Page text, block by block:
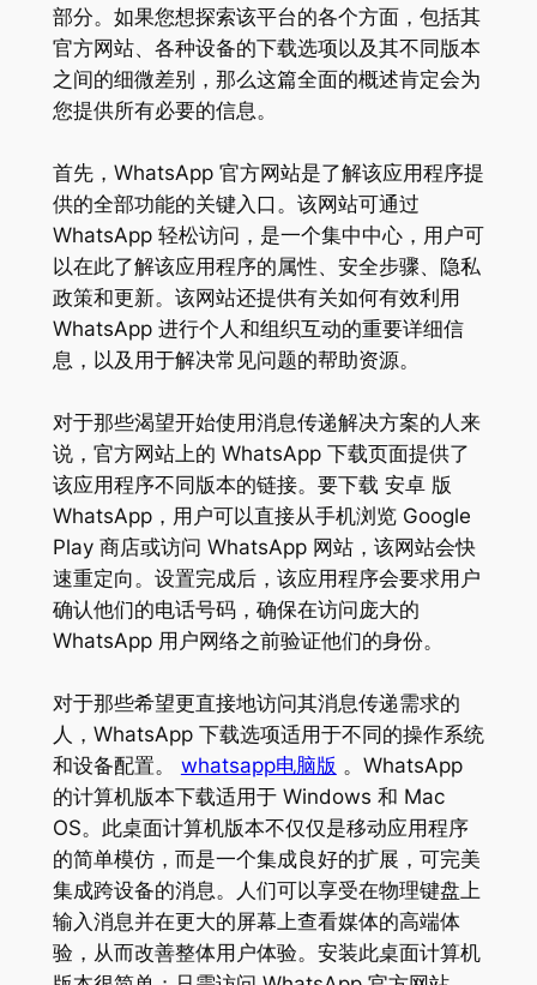
部分。如果您想探索该平台的各个方面，包括其
官方网站、各种设备的下载选项以及其不同版本
之间的细微差别，那么这篇全面的概述肯定会为
您提供所有必要的信息。
首先，WhatsApp 官方网站是了解该应用程序提
供的全部功能的关键入口。该网站可通过
WhatsApp 轻松访问，是一个集中中心，用户可
以在此了解该应用程序的属性、安全步骤、隐私
政策和更新。该网站还提供有关如何有效利用
WhatsApp 进行个人和组织互动的重要详细信
息，以及用于解决常见问题的帮助资源。
对于那些渴望开始使用消息传递解决方案的人来
说，官方网站上的 WhatsApp 下载页面提供了
该应用程序不同版本的链接。要下载 安卓 版
WhatsApp，用户可以直接从手机浏览 Google
Play 商店或访问 WhatsApp 网站，该网站会快
速重定向。设置完成后，该应用程序会要求用户
确认他们的电话号码，确保在访问庞大的
WhatsApp 用户网络之前验证他们的身份。
对于那些希望更直接地访问其消息传递需求的
人，WhatsApp 下载选项适用于不同的操作系统
和设备配置。 whatsapp电脑版 。WhatsApp
的计算机版本下载适用于 Windows 和 Mac
OS。此桌面计算机版本不仅仅是移动应用程序
的简单模仿，而是一个集成良好的扩展，可完美
集成跨设备的消息。人们可以享受在物理键盘上
输入消息并在更大的屏幕上查看媒体的高端体
验，从而改善整体用户体验。安装此桌面计算机